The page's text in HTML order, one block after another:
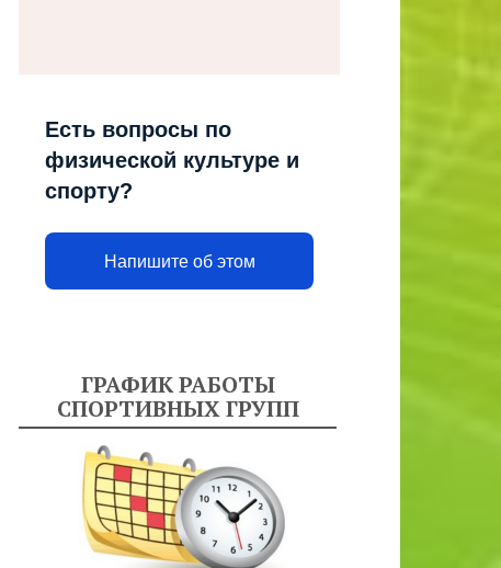
Есть вопросы по
физической культуре и
спорту?
Напишите об этом
ГРАФИК РАБОТЫ
СПОРТИВНЫХ ГРУПП